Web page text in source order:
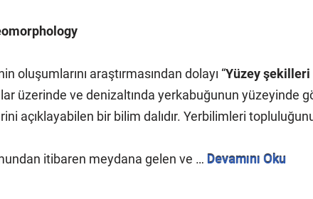
oluşumlarını araştırmasından dolayı “Yüzey
üzerinde ve denizaltında yerkabuğunun yüzeyinde
açıklayabilen bir bilim dalıdır. Yerbilimleri
itibaren meydana gelen ve … Devamını Oku